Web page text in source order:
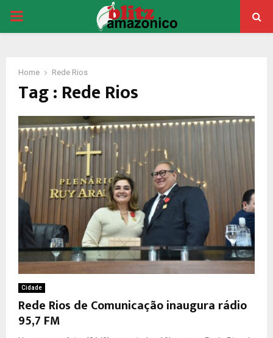
PRIMARY
Home Rede Rios
Tag : Rede Rios
Cidade
Rede Rios de Comunicação inaugura rádio
95,7 FM